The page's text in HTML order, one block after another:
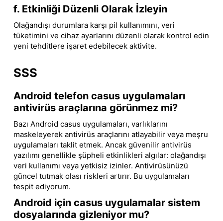
f. Etkinliği Düzenli Olarak İzleyin
Olağandışı durumlara karşı pil kullanımını, veri
tüketimini ve cihaz ayarlarını düzenli olarak kontrol edin
yeni tehditlere işaret edebilecek aktivite.
SSS
Android telefon casus uygulamaları
antivirüs araçlarına görünmez mi?
Bazı Android casus uygulamaları, varlıklarını
maskeleyerek antivirüs araçlarını atlayabilir veya meşru
uygulamaları taklit etmek. Ancak güvenilir antivirüs
yazılımı genellikle şüpheli etkinlikleri algılar: olağandışı
veri kullanımı veya yetkisiz izinler. Antivirüsünüzü
güncel tutmak olası riskleri artırır. Bu uygulamaları
tespit ediyorum.
Android için casus uygulamalar sistem
dosyalarında gizleniyor mu?